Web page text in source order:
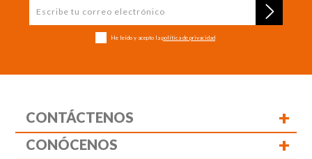
He leído y acepto la política de privacidad
CONTÁCTENOS +
CONÓCENOS +